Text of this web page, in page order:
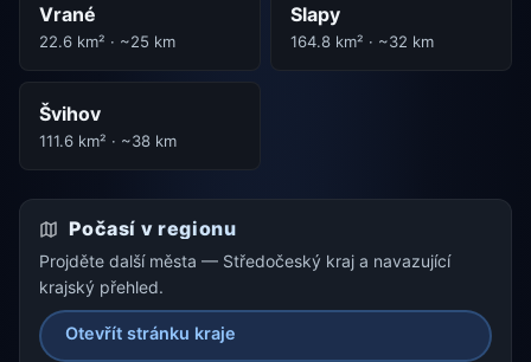
Vrané
22.6 km² · ~25 km
Slapy
164.8 km² · ~32 km
Švihov
111.6 km² · ~38 km
Počasí v regionu
Projděte další města — Středočeský kraj a navazující
krajský přehled.
Otevřít stránku kraje